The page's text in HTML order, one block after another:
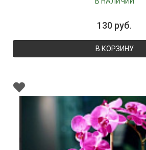
130 руб.
В КОРЗИНУ